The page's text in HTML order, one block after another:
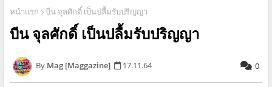
หน้าแรก บีน จุลศักดิ์ เป็นปลื้มรับปริญญา
บีน จุลศักดิ์ เป็นปลื้มรับปริญญา
Mag [Maggazine] 17.11.64 0